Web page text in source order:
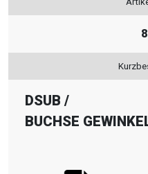
DSUB /
BUCHSE